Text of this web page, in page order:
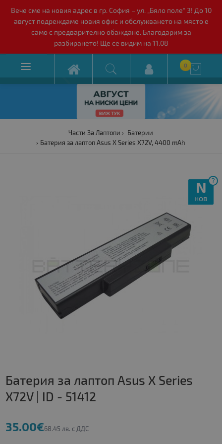
Вече сме на новия адрес в гр. София – ул. „Бяло поле“ 3! До 10
август подреждаме новия офис и обслужването на място е
само с предварително обаждане. Благодарим за
разбирането! Ще се видим на 11.08
 0 
Части За Лаптопи
Батерии
Батерия за лаптоп Asus X Series X72V, 4400 mAh
?
N
нов
Батерия за лаптоп Asus X Series
X72V | ID - 51412
35.00€68.45 лв. с ДДС